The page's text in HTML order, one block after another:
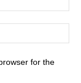
for the